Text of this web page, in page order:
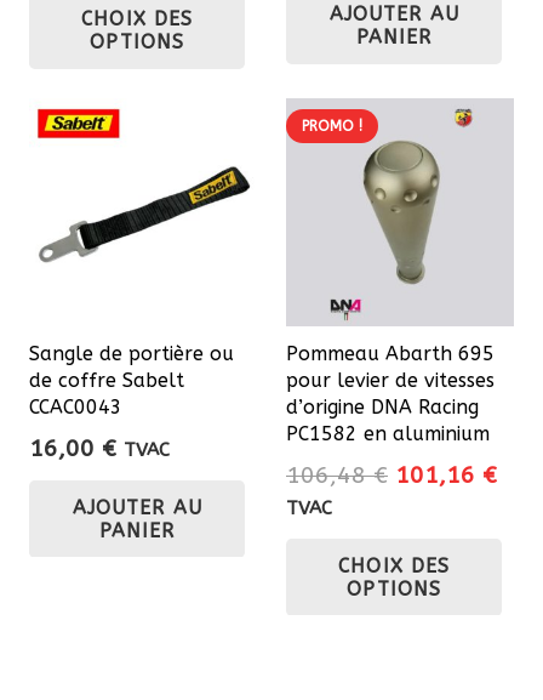
était :
272,30 €.
CHOIX DES
OPTIONS
plusieurs
variations.
page
produit
AJOUTER AU
PANIER
Sangle de portière ou
de coffre Sabelt
CCAC0043
16,00 € TVAC
AJOUTER AU
PANIER
PROMO !
Pommeau Abarth 695
pour levier de vitesses
d’origine DNA Racing
PC1582 en aluminium
106,48€ Le
était :
106,48 €.
101,16 €Le
TVAC
CHOIX DES
OPTIONS